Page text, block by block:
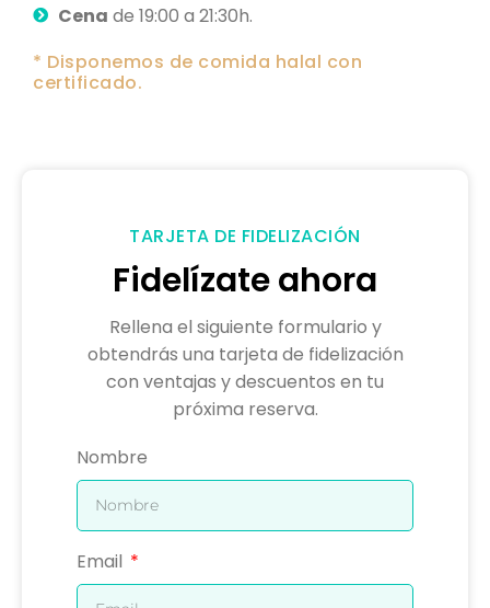
Cena de 19:00 a 21:30h.
* Disponemos de comida halal con
certificado.
TARJETA DE FIDELIZACIÓN
Fidelízate ahora
Rellena el siguiente formulario y
obtendrás una tarjeta de fidelización
con ventajas y descuentos en tu
próxima reserva.
Nombre
Email